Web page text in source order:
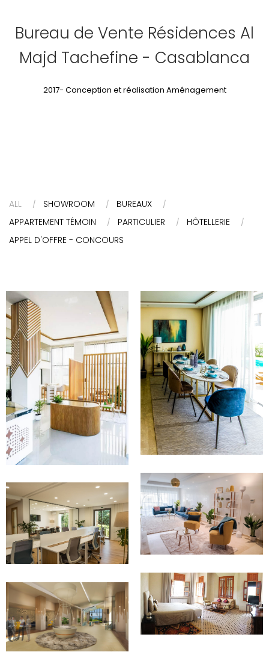
Bureau de Vente Résidences Al
Majd Tachefine - Casablanca
2017- Conception et réalisation Aménagement
ALL SHOWROOM
BUREAUX
APPARTEMENT TÉMOIN
PARTICULIER
HÔTELLERIE
APPEL D'OFFRE - CONCOURS
BUREAU DE VENTE
RÉSIDENCES AL
MAJD TACHEFINE
- CASABLANCA
2017- Conception et
réalisation
Aménagement
APPARTEMENT
TÉMOIN OCEAN
PALM - DAR
BOUAZZA
2018 - Conception et
réalisation
Aménagement
APPARTEMENT
FRONT DE MER -
BOUZNIKA
2017- Conception et
réalisation
AMÉNAGEMENT
BUREAUX
SOUTHBRIDGE -
CASABLANCA
2018 - Conception et
réalisation
MAISON D'HÔTE
ASAL -
MARRAKECH
2012-Conception et
BUREAU DE VENTE
IMMOBILIER
Conception